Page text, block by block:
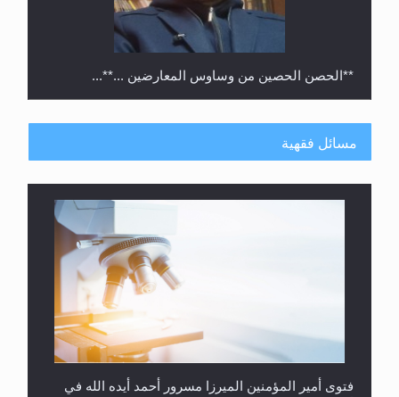
**الحصن الحصين من وساوس المعارضين ...**...
مسائل فقهية
فتوى أمير المؤمنين الميرزا مسرور أحمد أيده الله في